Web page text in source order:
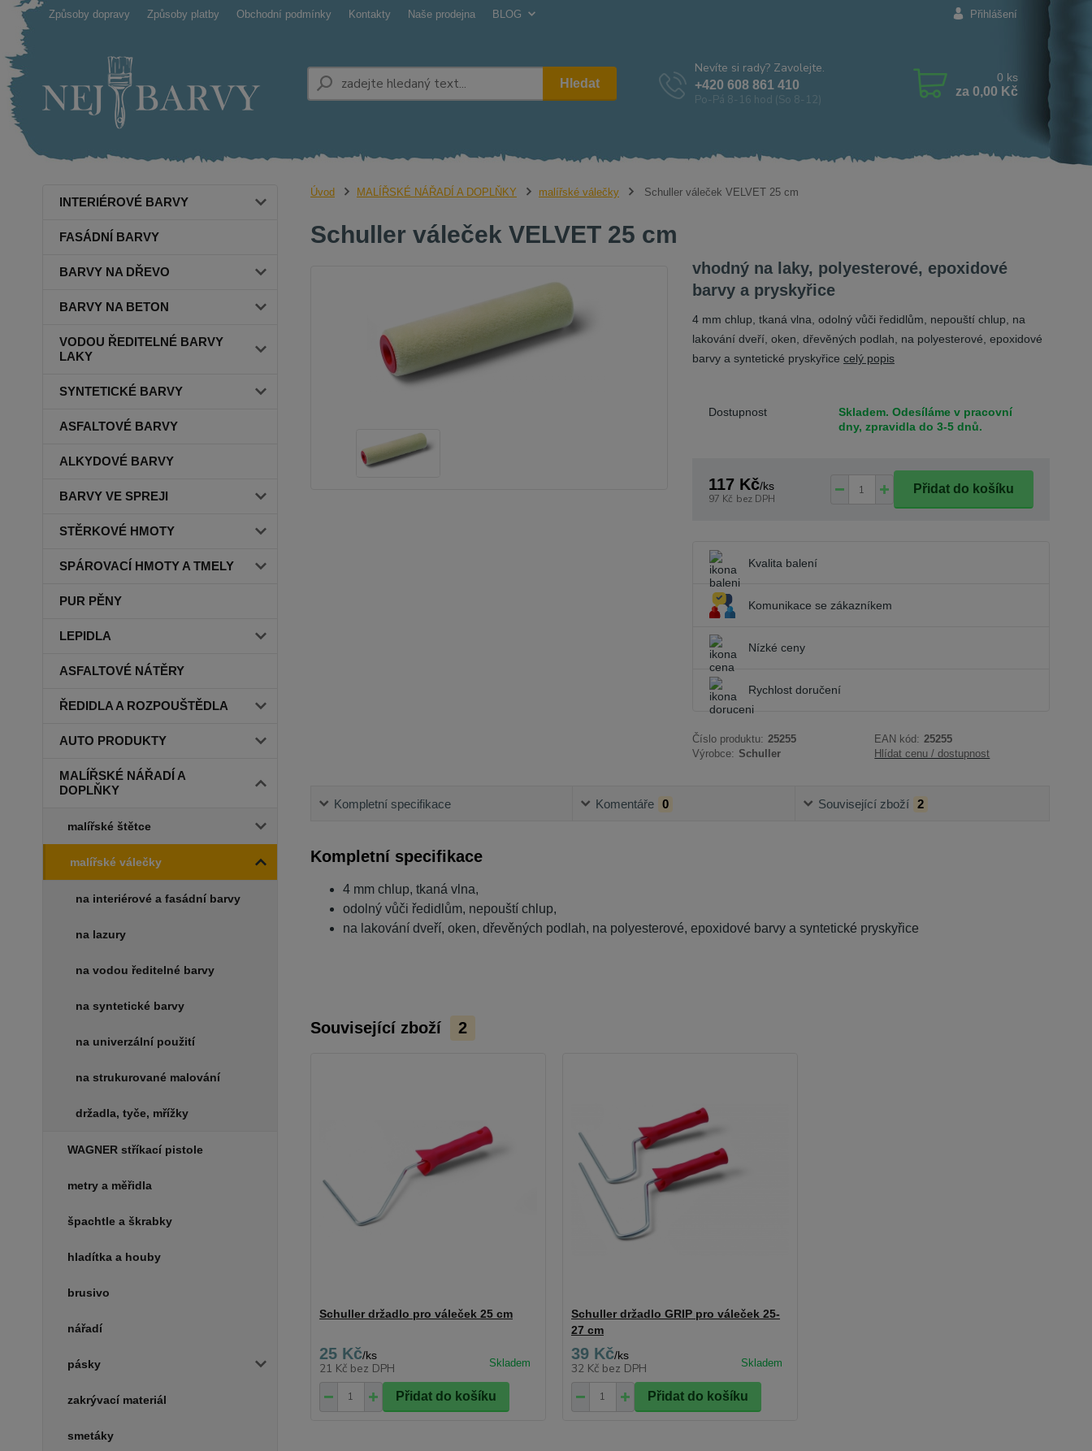
Způsoby dopravy Způsoby platby Obchodní podmínky Kontakty Naše prodejna BLOG Přihlášení
Hledat
Nevíte si rady? Zavolejte.
+420 608 861 410
Po-Pá 8-16 hod (So 8-12)
0 ks
za 0,00 Kč
INTERIÉROVÉ BARVY
FASÁDNÍ BARVY
BARVY NA DŘEVO
BARVY NA BETON
VODOU ŘEDITELNÉ BARVY
LAKY
SYNTETICKÉ BARVY
ASFALTOVÉ BARVY
ALKYDOVÉ BARVY
BARVY VE SPREJI
STĚRKOVÉ HMOTY
SPÁROVACÍ HMOTY A TMELY
PUR PĚNY
LEPIDLA
ASFALTOVÉ NÁTĚRY
ŘEDIDLA A ROZPOUŠTĚDLA
AUTO PRODUKTY
MALÍŘSKÉ NÁŘADÍ A
DOPLŇKY
malířské štětce
malířské válečky
na interiérové a fasádní barvy
na lazury
na vodou ředitelné barvy
na syntetické barvy
na univerzální použití
na strukurované malování
držadla, tyče, mřížky
WAGNER stříkací pistole
metry a měřidla
špachtle a škrabky
hladítka a houby
brusivo
nářadí
pásky
zakrývací materiál
smetáky
Úvod MALÍŘSKÉ NÁŘADÍ A DOPLŇKY malířské válečky Schuller váleček VELVET 25 cm
Schuller váleček VELVET 25 cm
vhodný na laky, polyesterové, epoxidové
barvy a pryskyřice
4 mm chlup, tkaná vlna, odolný vůči ředidlům, nepouští chlup, na
lakování dveří, oken, dřevěných podlah, na polyesterové, epoxidové
barvy a syntetické pryskyřice celý popis
Dostupnost
Skladem. Odesíláme v pracovní
dny, zpravidla do 3-5 dnů.
117 Kč/ks
97 Kč bez DPH
Přidat do košíku
Kvalita balení
Komunikace se zákazníkem
Nízké ceny
Rychlost doručení
Číslo produktu: 25255 EAN kód: 25255
Výrobce: Schuller Hlídat cenu / dostupnost
Kompletní specifikace Komentáře 0 Související zboží 2
Kompletní specifikace
4 mm chlup, tkaná vlna,
odolný vůči ředidlům, nepouští chlup,
na lakování dveří, oken, dřevěných podlah, na polyesterové, epoxidové barvy a syntetické pryskyřice
Související zboží 2
Schuller držadlo pro váleček 25 cm
25 Kč/ks
21 Kč bez DPH
Přidat do košíku
Schuller držadlo GRIP pro váleček 25-
27 cm
39 Kč/ks
32 Kč bez DPH
Přidat do košíku